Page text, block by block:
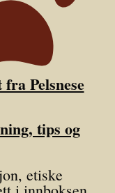
Pelsnese
tips og
etiske